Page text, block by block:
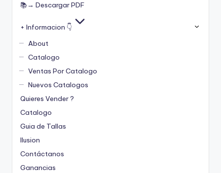
📚→ Descargar PDF
+ Informacion 👇
About
Catalogo
Ventas Por Catalogo
Nuevos Catalogos
Quieres Vender ?
Catalogo
Guia de Tallas
Ilusion
Contáctanos
Ganancias